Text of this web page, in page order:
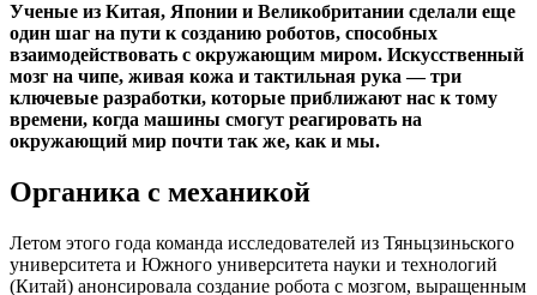
Ученые из Китая, Японии и Великобритании сделали еще
один шаг на пути к созданию роботов, способных
взаимодействовать с окружающим миром. Искусственный
мозг на чипе, живая кожа и тактильная рука — три
ключевые разработки, которые приближают нас к тому
времени, когда машины смогут реагировать на
окружающий мир почти так же, как и мы.
Органика с механикой
Летом этого года команда исследователей из Тяньцзиньского
университета и Южного университета науки и технологий
(Китай) анонсировала создание робота с мозгом, выращенным